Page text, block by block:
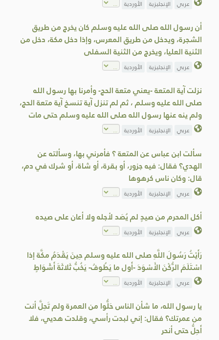
عربي الإنجليزية الأوردية
أن رسول الله صلى الله عليه وسلم كان يخرج من طريق
الشجرة، ويدخل من طريق المعرس، وإذا دخل مكة، دخل من
الثنية العليا، ويخرج من الثنية السفلى
عربي الإنجليزية الأوردية
نزلت آية المتعة -يعني متعة الحج- وأمرنا بها رسول الله
صلى الله عليه وسلم ، ثم لم تنزل آية تنسخ آية متعة الحج،
ولم ينه عنها رسول الله صلى الله عليه وسلم حتى مات
عربي الإنجليزية الأوردية
سألت ابن عباس عن المتعة ؟ فأمرني بها، وسألته عن
الهدي؟ فقال: فيه جزور، أو بقرة، أو شاة، أو شرك في دم،
قال: وكان ناس كرهوها
عربي الإنجليزية الأوردية
أكل المحرم من صيدٍ لم يُصَد لأجله ولا أعان على صيده
عربي الإنجليزية الأوردية
رَأَيْتُ رَسُولَ اللَّهِ صلى الله عليه وسلم حِينَ يَقْدَمُ مكَّة إذا
اسْتَلَمَ الرُّكْنَ الأَسْوَدَ -أَول ما يَطُوفُ- يَخُبُّ ثَلاثَةَ أَشْوَاطٍ
عربي الإنجليزية الأوردية
يا رسول الله، ما شأن الناس حَلُّوا من العمرة ولم تَحِلَّ أنت
من عمرتك؟ فقال: إني لبدت رأسي، وقلدت هديي، فلا
أَحِلُّ حتى أنحر